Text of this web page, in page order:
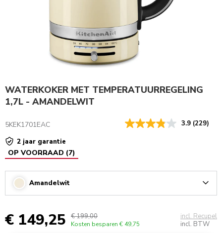
WATERKOKER MET TEMPERATUURREGELING
1,7L - AMANDELWIT
5KEK1701EAC 3.9 (229)
2 jaar garantie
OP VOORRAAD (7)
Amandelwit
€ 149,25 € 199,00
Kosten besparen € 49,75
incl. Recupel
incl. BTW